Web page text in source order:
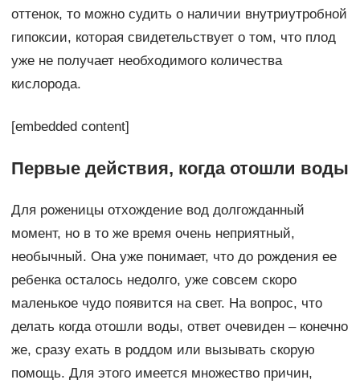
оттенок, то можно судить о наличии внутриутробной
гипоксии, которая свидетельствует о том, что плод
уже не получает необходимого количества
кислорода.
[embedded content]
Первые действия, когда отошли воды
Для роженицы отхождение вод долгожданный
момент, но в то же время очень неприятный,
необычный. Она уже понимает, что до рождения ее
ребенка осталось недолго, уже совсем скоро
маленькое чудо появится на свет. На вопрос, что
делать когда отошли воды, ответ очевиден – конечно
же, сразу ехать в роддом или вызывать скорую
помощь. Для этого имеется множество причин,